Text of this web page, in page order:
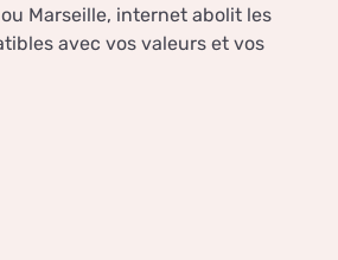
Marseille, internet abolit les
avec vos valeurs et vos